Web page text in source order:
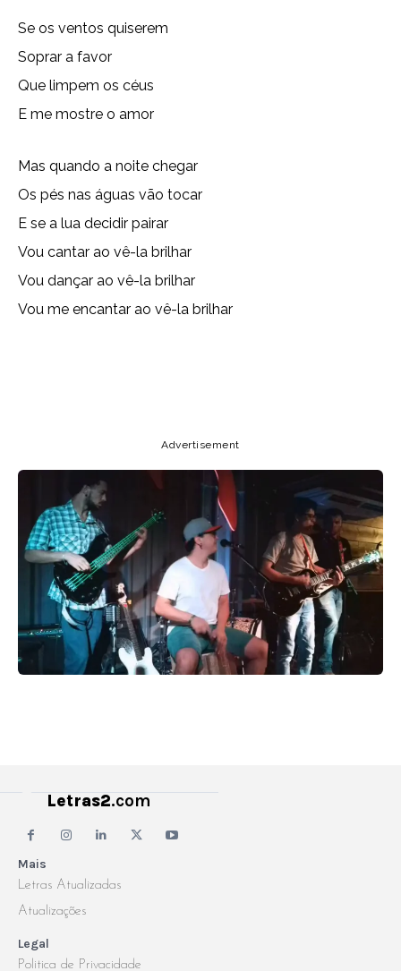
Se os ventos quiserem
Soprar a favor
Que limpem os céus
E me mostre o amor
Mas quando a noite chegar
Os pés nas águas vão tocar
E se a lua decidir pairar
Vou cantar ao vê-la brilhar
Vou dançar ao vê-la brilhar
Vou me encantar ao vê-la brilhar
Advertisement
Mais
Letras Atualizadas
Atualizações
Legal
Politica de Privacidade
Letras2.com